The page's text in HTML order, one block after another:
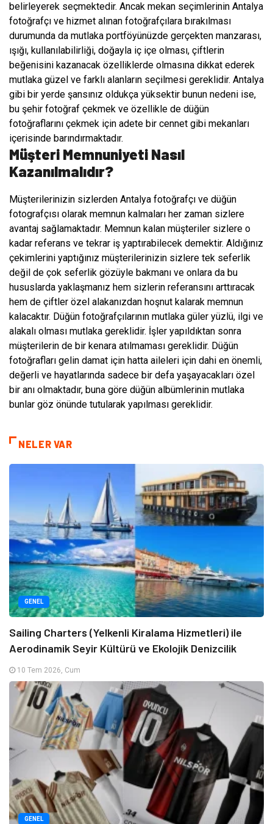
belirleyerek seçmektedir. Ancak mekan seçimlerinin Antalya
fotoğrafçı ve hizmet alınan fotoğrafçılara bırakılması
durumunda da mutlaka portföyünüzde gerçekten manzarası,
ışığı, kullanılabilirliği, doğayla iç içe olması, çiftlerin
beğenisini kazanacak özelliklerde olmasına dikkat ederek
mutlaka güzel ve farklı alanların seçilmesi gereklidir. Antalya
gibi bir yerde şansınız oldukça yüksektir bunun nedeni ise,
bu şehir fotoğraf çekmek ve özellikle de düğün
fotoğraflarını çekmek için adete bir cennet gibi mekanları
içerisinde barındırmaktadır.
Müşteri Memnuniyeti Nasıl
Kazanılmalıdır?
Müşterilerinizin sizlerden Antalya fotoğrafçı ve düğün
fotografçısı olarak memnun kalmaları her zaman sizlere
avantaj sağlamaktadır. Memnun kalan müşteriler sizlere o
kadar referans ve tekrar iş yaptırabilecek demektir. Aldığınız
çekimlerini yaptığınız müşterilerinizin sizlere tek seferlik
değil de çok seferlik gözüyle bakmanı ve onlara da bu
hususlarda yaklaşmanız hem sizlerin referansını arttıracak
hem de çiftler özel alakanızdan hoşnut kalarak memnun
kalacaktır. Düğün fotoğrafçılarının mutlaka güler yüzlü, ilgi ve
alakalı olması mutlaka gereklidir. İşler yapıldıktan sonra
müşterilerin de bir kenara atılmaması gereklidir. Düğün
fotoğrafları gelin damat için hatta aileleri için dahi en önemli,
değerli ve hayatlarında sadece bir defa yaşayacakları özel
bir anı olmaktadır, buna göre düğün albümlerinin mutlaka
bunlar göz önünde tutularak yapılması gereklidir.
NELER VAR
GENEL
Sailing Charters (Yelkenli Kiralama Hizmetleri) ile
Aerodinamik Seyir Kültürü ve Ekolojik Denizcilik
10 Tem 2026, Cum
GENEL